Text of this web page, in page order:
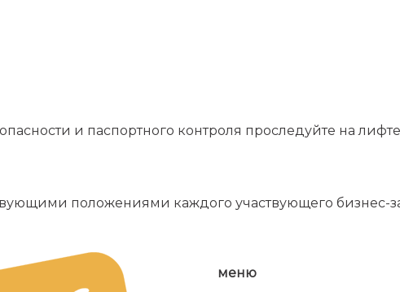
и паспортного контроля проследуйте на
положениями каждого участвующего бизнес-
меню